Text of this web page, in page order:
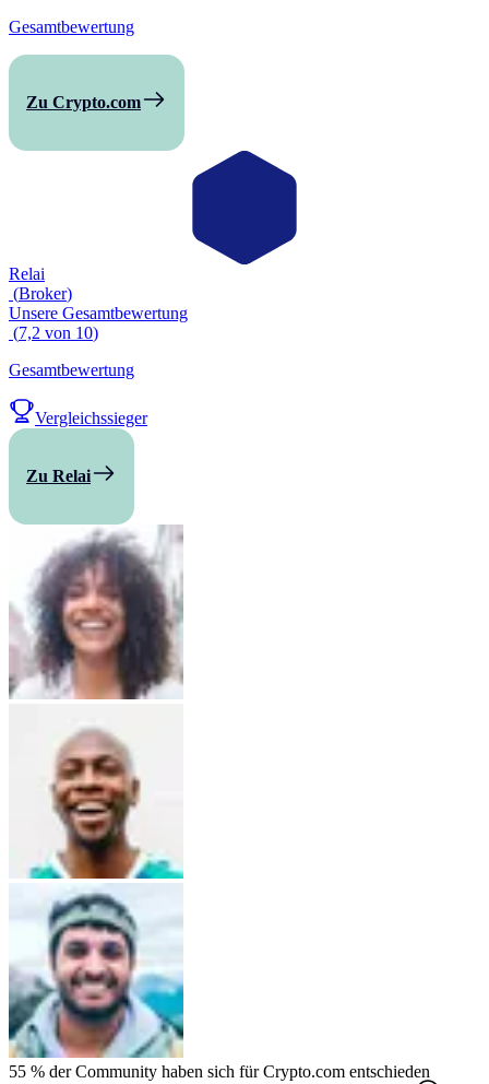
Gesamtbewertung
Zu Crypto.com
Relai
(Broker)
Unsere Gesamtbewertung
(7,2 von 10)
Gesamtbewertung
Vergleichssieger
Zu Relai
55 % der Community haben sich fürCrypto.com entschieden